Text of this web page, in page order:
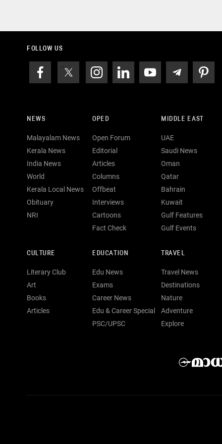
FOLLOW US
NEWS
Malayalam News
Kerala News
India News
World
Kerala Local News
Obituary
NRI
OPED
Open Forum
Editorial
Articles
Columns
Offbeat
Interviews
Cartoons
Fact Check
MIDDLE EAST
UAE
Saudi News
Oman
Qatar
Bahrain
Kuwait
Gulf Features
Gulf Events
CULTURE
Literary Club
Art
Books
Articles
EDUCATION
Edu News
Exams
Career News
Edu & Career Special
PSC/UPSC
TRAVEL
Travel News
Destinations
Nature
Adventure
Explore